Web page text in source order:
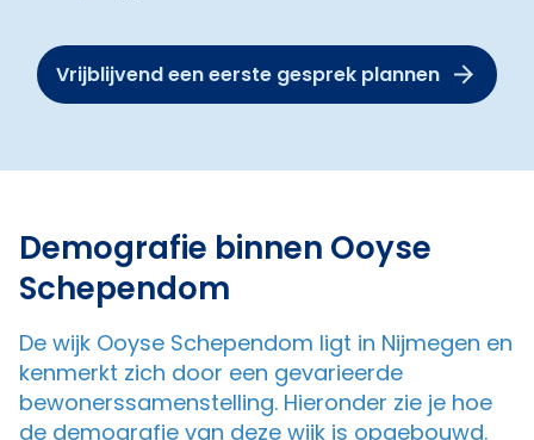
Vrijblijvend een eerste gesprek plannen
Demografie binnen Ooyse
Schependom
De wijk Ooyse Schependom ligt in Nijmegen en
kenmerkt zich door een gevarieerde
bewonerssamenstelling. Hieronder zie je hoe
de demografie van deze wijk is opgebouwd.